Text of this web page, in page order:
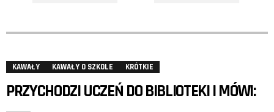
KAWAŁY KAWAŁY O SZKOLE KRÓTKIE
PRZYCHODZI UCZEŃ DO BIBLIOTEKI I MÓWI: